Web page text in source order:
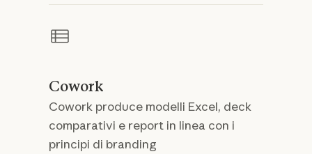
Cowork
Cowork produce modelli Excel, deck
comparativi e report in linea con i
principi di branding